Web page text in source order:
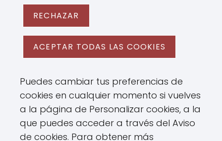
RECHAZAR
ACEPTAR TODAS LAS COOKIES
Puedes cambiar tus preferencias de
cookies en cualquier momento si vuelves
a la página de Personalizar cookies, a la
que puedes acceder a través del Aviso
de cookies. Para obtener más